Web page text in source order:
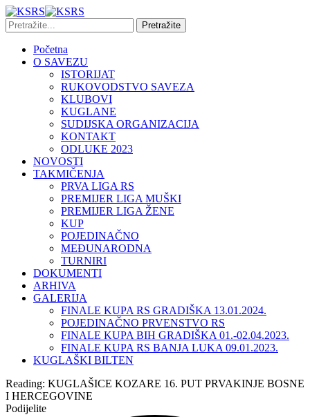
Početna
O SAVEZU
ISTORIJAT
RUKOVODSTVO SAVEZA
KLUBOVI
KUGLANE
SUDIJSKA ORGANIZACIJA
KONTAKT
ODLUKE 2023
NOVOSTI
TAKMIČENJA
PRVA LIGA RS
PREMIJER LIGA MUŠKI
PREMIJER LIGA ŽENE
KUP
POJEDINAČNO
MEĐUNARODNA
TURNIRI
DOKUMENTI
ARHIVA
GALERIJA
FINALE KUPA RS GRADIŠKA 13.01.2024.
POJEDINAČNO PRVENSTVO RS
FINALE KUPA BIH GRADIŠKA 01.-02.04.2023.
FINALE KUPA RS BANJA LUKA 09.01.2023.
KUGLAŠKI BILTEN
Reading: KUGLAŠICE KOZARE 16. PUT PRVAKINJE BOSNE
I HERCEGOVINE
Podijelite